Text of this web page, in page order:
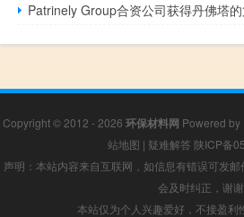
Patrinely Group合资公司获得丹佛塔
Copyright © 2012 - 2026 环保材料网 Powered by
站地图 | 疑难解答 陕ICP备
声明：本站内容来自互联网，如信息有错误可发
会及时纠正，谢谢
本站仅为个人兴趣爱好，不接盈利